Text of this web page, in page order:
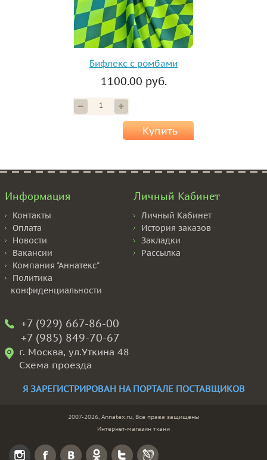
Бифлекс с ромбами
1100.00 руб.
Купить
Информация
Контакты
Оплата
Новости
Вакансии
Компания "Аннатекс"
Политика
конфиденциальности
Личный Кабинет
Личный Кабинет
История заказов
Закладки
Рассылка
+7 (929) 667-86-00
+7 (985) 849-70-67
г. Москва, ул.Уткина 48
Схема проезда
Я ЗАРЕГИСТРИРОВАН НА ПОРТАЛЕ ПОСТАВЩИКОВ
2007-2026, Annatex.ru, Все права защищены
Интернет-магазин ткани